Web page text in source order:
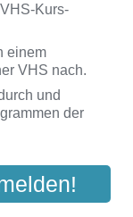
Kurs-
einem
VHS nach.
und
der